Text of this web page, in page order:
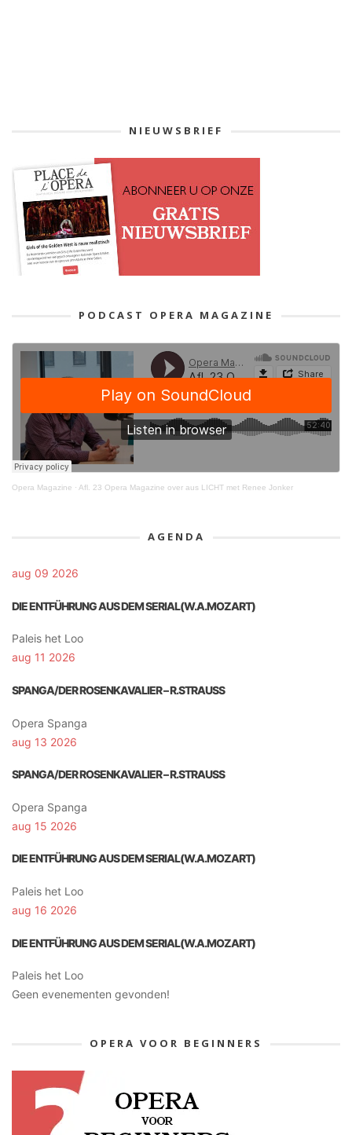
NIEUWSBRIEF
PODCAST OPERA MAGAZINE
Opera Magazine · Afl. 23 Opera Magazine over aus LICHT met Renee Jonker
AGENDA
aug 09 2026
DIE ENTFÜHRUNG AUS DEM SERIAL(W.A.MOZART)
Paleis het Loo
aug 11 2026
SPANGA/DER ROSENKAVALIER – R.STRAUSS
Opera Spanga
aug 13 2026
SPANGA/DER ROSENKAVALIER – R.STRAUSS
Opera Spanga
aug 15 2026
DIE ENTFÜHRUNG AUS DEM SERIAL(W.A.MOZART)
Paleis het Loo
aug 16 2026
DIE ENTFÜHRUNG AUS DEM SERIAL(W.A.MOZART)
Paleis het Loo
Geen evenementen gevonden!
OPERA VOOR BEGINNERS